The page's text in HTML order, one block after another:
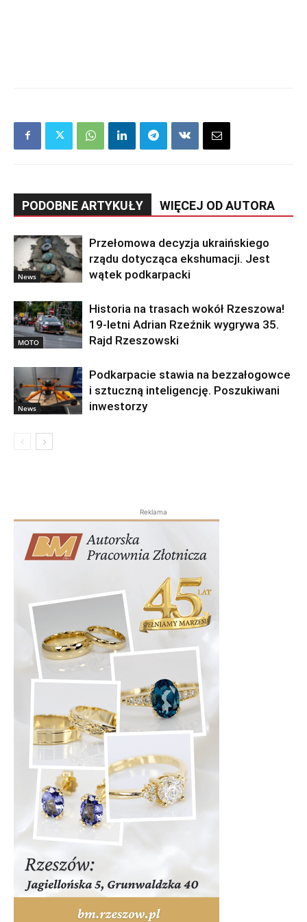
PODOBNE ARTYKUŁY WIĘCEJ OD AUTORA
News
Przełomowa decyzja ukraińskiego
rządu dotycząca ekshumacji. Jest
wątek podkarpacki
MOTO
Historia na trasach wokół Rzeszowa!
19-letni Adrian Rzeźnik wygrywa 35.
Rajd Rzeszowski
News
Podkarpacie stawia na bezzałogowce
i sztuczną inteligencję. Poszukiwani
inwestorzy
Reklama